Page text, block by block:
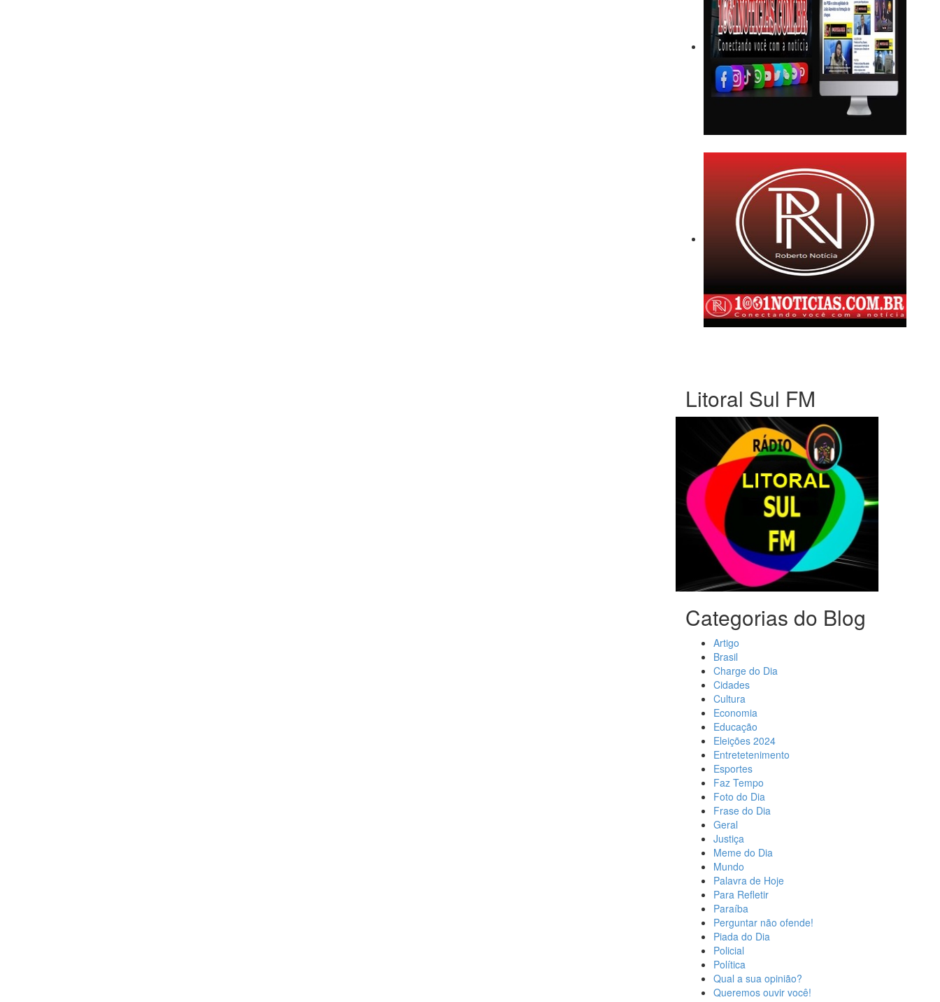
Litoral Sul FM
Categorias do Blog
Artigo
Brasil
Charge do Dia
Cidades
Cultura
Economia
Educação
Eleições 2024
Entretetenimento
Esportes
Faz Tempo
Foto do Dia
Frase do Dia
Geral
Justiça
Meme do Dia
Mundo
Palavra de Hoje
Para Refletir
Paraíba
Perguntar não ofende!
Piada do Dia
Policial
Política
Qual a sua opinião?
Queremos ouvir você!